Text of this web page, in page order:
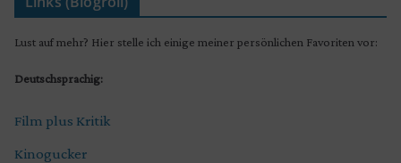
Lust auf mehr? Hier stelle ich einige meiner persönlichen Favoriten vor:
Deutschsprachig:
Film plus Kritik
Kinogucker